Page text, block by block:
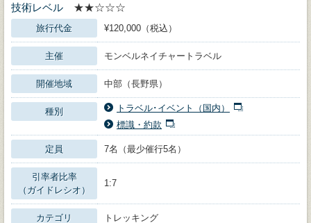
技術レベル
★★☆☆☆
旅行代金 ¥120,000（税込）
主催 モンベルネイチャートラベル
開催地域 中部（長野県）
種別
トラベル･イベント（国内）
標識・約款
定員 7名（最少催行5名）
引率者比率
（ガイドレシオ）
1:7
カテゴリ トレッキング